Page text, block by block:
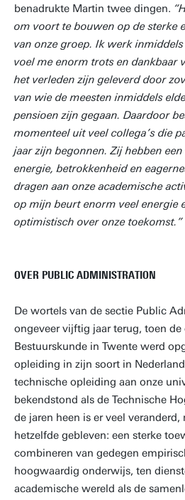
benadrukte Martin twee dingen.
om voort te bouwen op de sterke
van onze groep. Ik werk inmiddels
voel me enorm trots en dankbaar
het verleden zijn geleverd door
van wie de meesten inmiddels
pensioen zijn gegaan. Daardoor
momenteel uit veel collega’s die
jaar zijn begonnen. Zij hebben
energie, betrokkenheid en
dragen aan onze academische
op mijn beurt enorm veel energie
optimistisch over onze toekomst.”
OVER PUBLIC ADMINISTRATION
De wortels van de sectie Public
ongeveer vijftig jaar terug, toen
Bestuurskunde in Twente werd
opleiding in zijn soort in
technische opleiding aan onze
bekendstond als de Technische
de jaren heen is er veel veranderd,
hetzelfde gebleven: een sterke
combineren van gedegen
hoogwaardig onderwijs, ten
academische wereld als de